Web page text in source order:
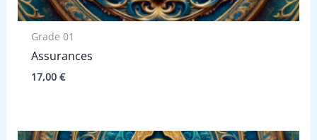
Grade 01
Assurances
17,00 €